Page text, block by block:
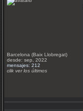
Barcelona (Baix Llobregat)
desde: sep, 2022
mensajes: 212
clik ver los últimos